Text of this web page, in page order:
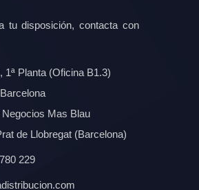
tu disposición, contacta con
1ª Planta (Oficina B1.3)
Negocios Mas Blau
de Llobregat (Barcelona)
229